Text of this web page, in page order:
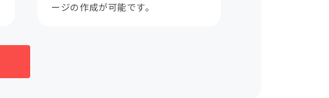
ージの作成が可能です。